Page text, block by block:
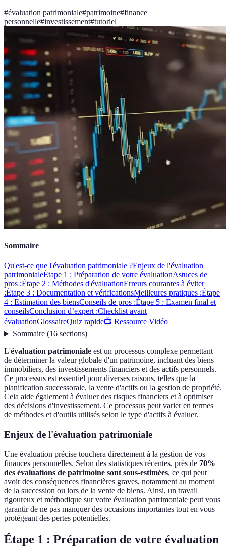
#évaluation patrimoniale#patrimoine#finance
personnelle#investissement#tutoriel
Sommaire
Qu'est-ce que l'évaluation patrimoniale ?Enjeux de l'évaluation
patrimonialeÉtape 1 : Préparation de votre évaluationAstuces de
pros :Étape 2 : Méthodes d'évaluationErreurs courantes à éviter
:Étape 3 : Documentation et vérificationsMeilleures pratiques :Étape
4 : Estimation des biensConseils de pros :Étape 5 : Examen final et
conseilsConclusion d’expert :Checklist avant
évaluationGlossaireQuiz rapide📺 Ressource Vidéo
Sommaire(16 sections)
L'évaluation patrimoniale est un processus complexe permettant
de déterminer la valeur globale d'un patrimoine, incluant des biens
immobiliers, des investissements financiers et des actifs personnels.
Ce processus est essentiel pour diverses raisons, telles que la
planification successorale, la vente d'actifs ou la gestion de propriété.
Cela aide également à évaluer des risques financiers et à optimiser
des décisions d'investissement. Ce processus peut varier en termes
de méthodes et d'outils utilisés selon le type d'actifs à évaluer.
Enjeux de l'évaluation patrimoniale
Une évaluation précise touchera directement à la gestion de vos
finances personnelles. Selon des statistiques récentes, près de 70%
des évaluations de patrimoine sont sous-estimées, ce qui peut
avoir des conséquences financières graves, notamment au moment
de la succession ou lors de la vente de biens. Ainsi, un travail
rigoureux et méthodique sur votre évaluation patrimoniale peut vous
garantir de ne pas manquer des occasions importantes tout en vous
protégeant des pertes potentielles.
Étape 1 : Préparation de votre évaluation